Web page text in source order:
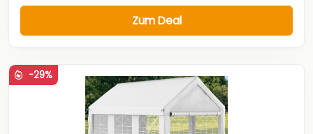
Zum Deal
-29%